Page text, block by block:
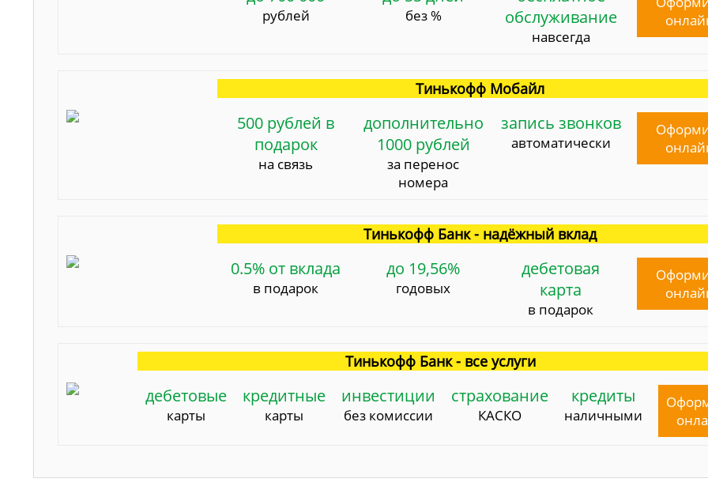
рублей без %
обслуживание
навсегда
Тинькофф Мобайл
500 рублей в
подарок
на связь
дополнительно
1000 рублей
за перенос
номера
запись звонков
автоматически
Тинькофф Банк - надёжный вклад
0.5% от вклада
в подарок
до 19,56%
годовых
дебетовая
карта
в подарок
Тинькофф Банк - все услуги
дебетовые
карты
кредитные
карты
инвестиции
без комиссии
страхование
КАСКО
кредиты
наличными